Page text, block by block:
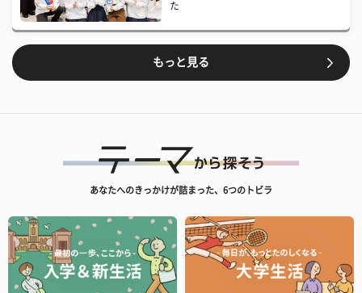
た
もっと見る
あなたへのきっかけが詰まった、6つのトビラ